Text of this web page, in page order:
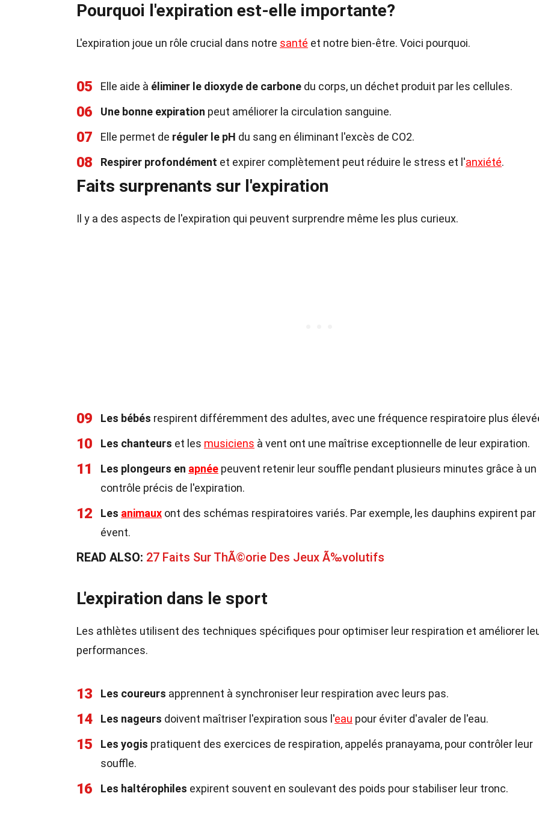
Pourquoi l'expiration est-elle importante?
L'expiration joue un rôle crucial dans notre santé et notre bien-être. Voici pourquoi.
05 Elle aide à éliminer le dioxyde de carbone du corps, un déchet produit par les cellules.
06 Une bonne expiration peut améliorer la circulation sanguine.
07 Elle permet de réguler le pH du sang en éliminant l'excès de CO2.
08 Respirer profondément et expirer complètement peut réduire le stress et l'anxiété.
Faits surprenants sur l'expiration
Il y a des aspects de l'expiration qui peuvent surprendre même les plus curieux.
09 Les bébés respirent différemment des adultes, avec une fréquence respiratoire plus
10 Les chanteurs et les musiciens à vent ont une maîtrise exceptionnelle de leur expiration.
11 Les plongeurs en apnée peuvent retenir leur souffle pendant plusieurs minutes grâce à un
contrôle précis de l'expiration.
12 Les animaux ont des schémas respiratoires variés. Par exemple, les dauphins expirent par
évent.
READ ALSO: 27 Faits Sur ThÃ©orie Des Jeux Ã‰volutifs
L'expiration dans le sport
Les athlètes utilisent des techniques spécifiques pour optimiser leur respiration et améliorer
performances.
13 Les coureurs apprennent à synchroniser leur respiration avec leurs pas.
14 Les nageurs doivent maîtriser l'expiration sous l'eau pour éviter d'avaler de l'eau.
15 Les yogis pratiquent des exercices de respiration, appelés pranayama, pour contrôler leur
souffle.
16 Les haltérophiles expirent souvent en soulevant des poids pour stabiliser leur tronc.